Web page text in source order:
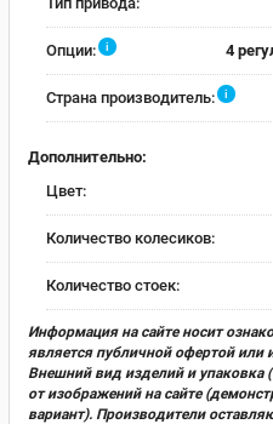
Опции: i 4
Страна производитель: i
Дополнительно:
Цвет:
Количество колесиков:
Количество стоек:
Информация на сайте носит
является публичной офертой или
Внешний вид изделий и упаковка
от изображений на сайте
вариант). Производители